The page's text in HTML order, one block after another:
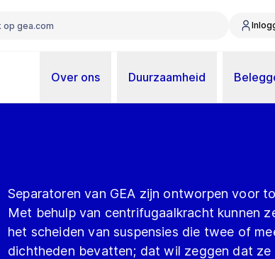
Over ons Duurzaamheid
Separatoren van GEA zijn ontworpen voor
Met behulp van centrifugaalkracht kunnen
het scheiden van suspensies die twee of
dichtheden bevatten; dat wil zeggen dat ze